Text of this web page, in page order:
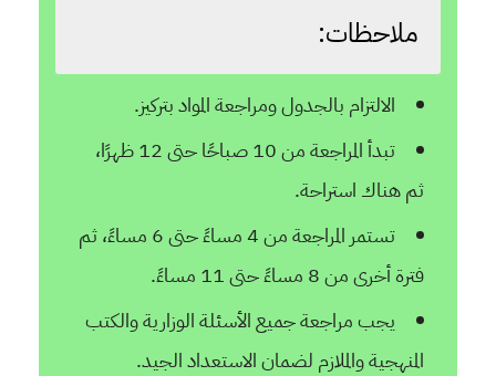
ملاحظات:
الالتزام بالجدول ومراجعة المواد بتركيز.
تبدأ المراجعة من 10 صباحًا حتى 12 ظهرًا،
ثم هناك استراحة.
تستمر المراجعة من 4 مساءً حتى 6 مساءً، ثم
فترة أخرى من 8 مساءً حتى 11 مساءً.
يجب مراجعة جميع الأسئلة الوزارية والكتب
المنهجية والملازم لضمان الاستعداد الجيد.